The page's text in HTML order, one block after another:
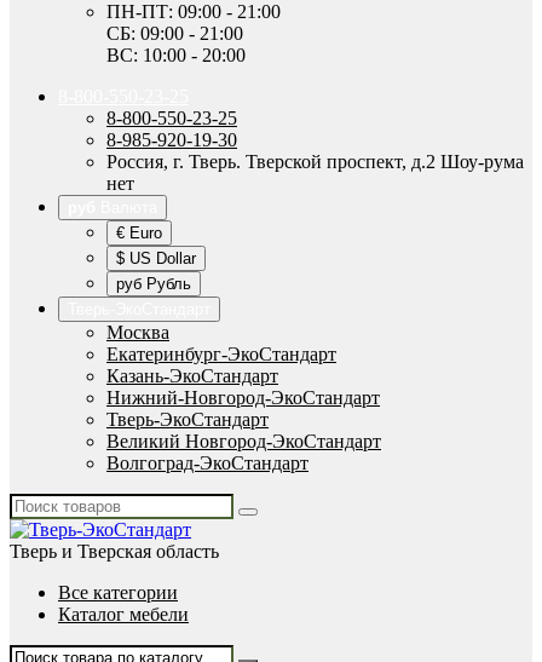
ПН-ПТ: 09:00 - 21:00
СБ: 09:00 - 21:00
ВС: 10:00 - 20:00
8-800-550-23-25
8-985-920-19-30
Россия, г. Тверь. Тверской проспект, д.2 Шоу-рума
нет
€ Euro
$ US Dollar
руб Рубль
Москва
Екатеринбург-ЭкоСтандарт
Казань-ЭкоСтандарт
Нижний-Новгород-ЭкоСтандарт
Тверь-ЭкоСтандарт
Великий Новгород-ЭкоСтандарт
Волгоград-ЭкоСтандарт
Тверь и Тверская область
Все категории
Каталог мебели